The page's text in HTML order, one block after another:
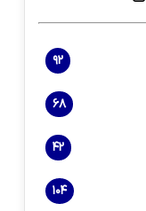
92
68
42
104